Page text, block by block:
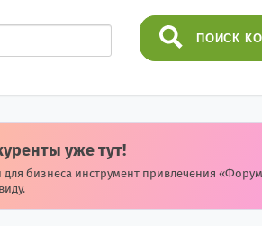
ПОИСК
уже тут!
бизнеса инструмент привлечения